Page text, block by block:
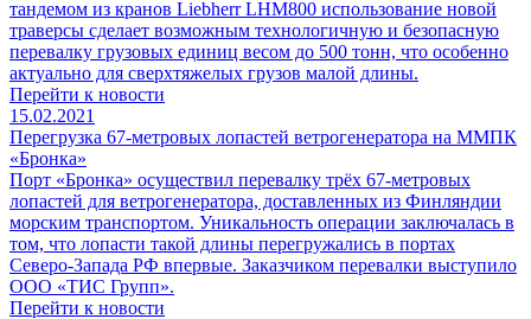
тандемом из кранов Liebherr LHM800 использование новой
траверсы сделает возможным технологичную и безопасную
перевалку грузовых единиц весом до 500 тонн, что особенно
актуально для сверхтяжелых грузов малой длины.
Перейти к новости
15.02.2021
Перегрузка 67-метровых лопастей ветрогенератора на ММПК
«Бронка»
Порт «Бронка» осуществил перевалку трёх 67-метровых
лопастей для ветрогенератора, доставленных из Финляндии
морским транспортом. Уникальность операции заключалась в
том, что лопасти такой длины перегружались в портах
Северо-Запада РФ впервые. Заказчиком перевалки выступило
ООО «ТИС Групп».
Перейти к новости